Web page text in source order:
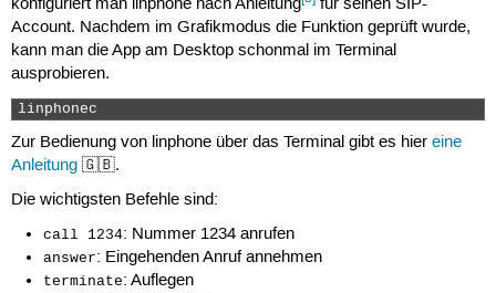
konfiguriert man linphone nach Anleitung
für seinen SIP-
Account. Nachdem im Grafikmodus die Funktion geprüft wurde,
kann man die App am Desktop schonmal im Terminal
ausprobieren.
linphonec
Zur Bedienung von linphone über das Terminal gibt es hier eine
Anleitung🇬🇧.
Die wichtigsten Befehle sind:
call 1234: Nummer 1234 anrufen
answer: Eingehenden Anruf annehmen
terminate: Auflegen